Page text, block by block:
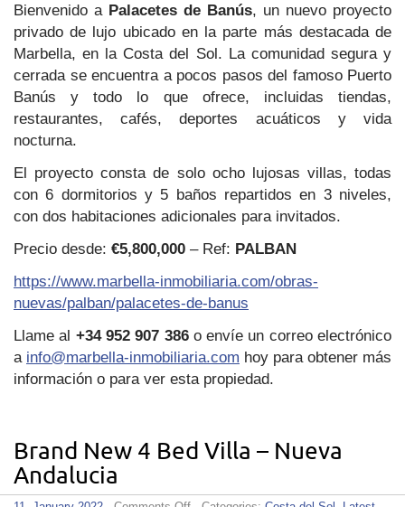
Bienvenido a Palacetes de Banús, un nuevo proyecto
privado de lujo ubicado en la parte más destacada de
Marbella, en la Costa del Sol. La comunidad segura y
cerrada se encuentra a pocos pasos del famoso Puerto
Banús y todo lo que ofrece, incluidas tiendas,
restaurantes, cafés, deportes acuáticos y vida
nocturna.
El proyecto consta de solo ocho lujosas villas, todas
con 6 dormitorios y 5 baños repartidos en 3 niveles,
con dos habitaciones adicionales para invitados.
Precio desde: €5,800,000 – Ref: PALBAN
https://www.marbella-inmobiliaria.com/obras-
nuevas/palban/palacetes-de-banus
Llame al +34 952 907 386o envíe un correo electrónico
a info@marbella-inmobiliaria.com hoy para obtener más
información o para ver esta propiedad.
Brand New 4 Bed Villa – Nueva
Andalucia